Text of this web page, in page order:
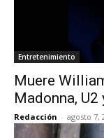
Entretenimiento
Muere
Madonna, U2
Redacción - agosto 7,